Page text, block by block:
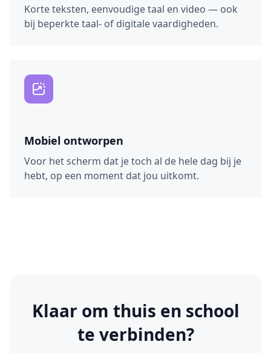
Korte teksten, eenvoudige taal en video — ook
bij beperkte taal- of digitale vaardigheden.
Mobiel ontworpen
Voor het scherm dat je toch al de hele dag bij je
hebt, op een moment dat jou uitkomt.
Klaar om thuis en school
te verbinden?